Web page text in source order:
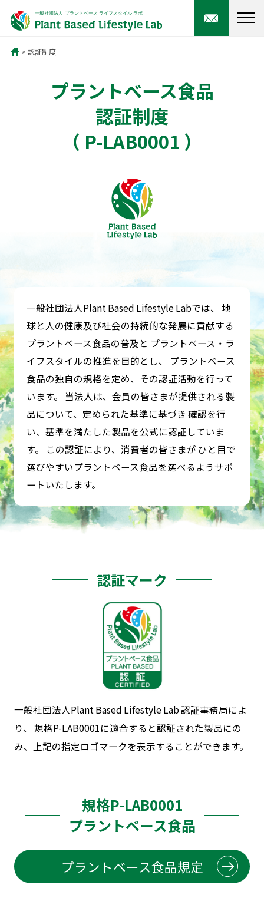
認証制度
プラントベース食品
認証制度
（ P-LAB0001 ）
一般社団法人Plant Based Lifestyle Labでは、
地
球と人の健康及び社会の持続的な発展に貢献する
プラントベース食品の普及と プラントベース・ラ
イフスタイルの推進を目的とし、
プラントベース
食品の独自の規格を定め、その認証活動を行って
います。
当法人は、会員の皆さまが提供される製
品について、定められた基準に基づき 確認を行
い、基準を満たした製品を公式に認証していま
す。
この認証により、消費者の皆さまが ひと目で
選びやすいプラントベース食品を選べるようサポ
ートいたします。
認証マーク
一般社団法人Plant Based Lifestyle Lab 認証事務局によ
り、
規格P-LAB0001に適合すると認証された製品にの
み、上記の指定ロゴマークを表示することができます。
規格P-LAB0001
プラントベース食品
プラントベース食品規定